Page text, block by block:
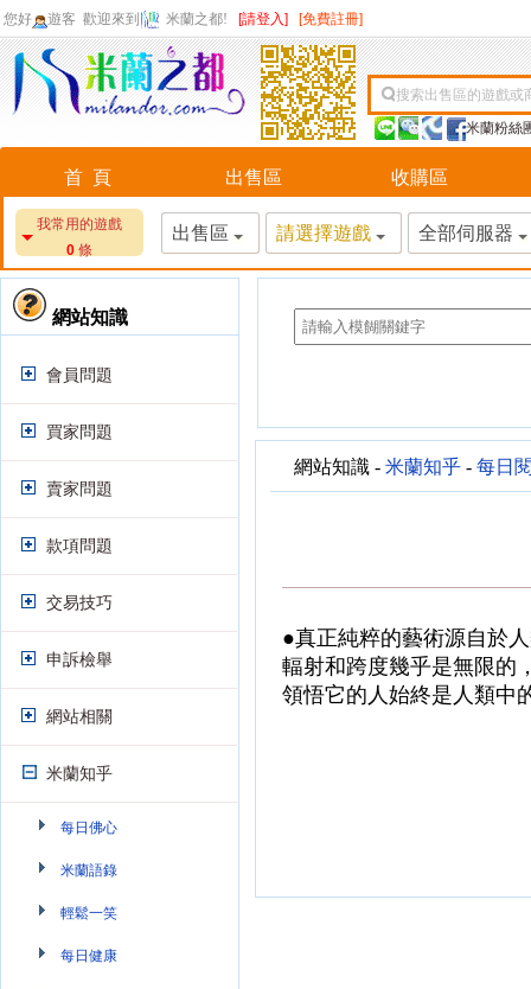
您好 遊客 歡迎來到 米蘭之都! [請登入] [免費註冊]
搜索出售區的遊戲或
米蘭粉絲
首 頁 出售區 收購區
我常用的遊戲
0 條
出售區 請選擇遊戲 全部伺服器
網站知識
會員問題
買家問題
賣家問題
款項問題
交易技巧
申訴檢舉
網站相關
米蘭知乎
每日佛心
米蘭語錄
輕鬆一笑
每日健康
網站知識 - 米蘭知乎- 每日
●真正純粹的藝術源自於
輻射和跨度幾乎是無限的
領悟它的人始終是人類中